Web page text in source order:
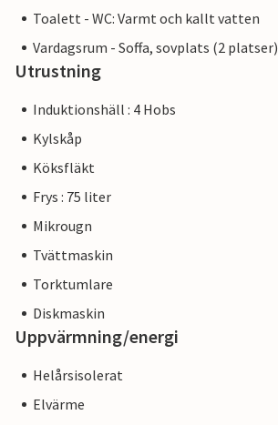
Toalett - WC: Varmt och kallt vatten
Vardagsrum - Soffa, sovplats (2 platser)
Utrustning
Induktionshäll : 4 Hobs
Kylskåp
Köksfläkt
Frys : 75 liter
Mikrougn
Tvättmaskin
Torktumlare
Diskmaskin
Uppvärmning/energi
Helårsisolerat
Elvärme